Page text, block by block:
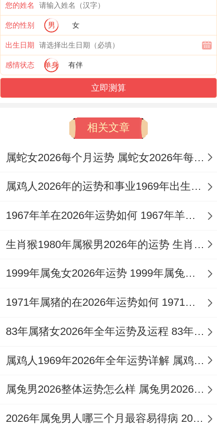
面注意神经为你与视力疲劳，此月宜以守成
为主，将精力集中于既有项目的深耕，避免
开辟全新战场。
三月（甲辰月）：财库微开，稳中求进
甲木偏官透干，辰土食神蓄力，发展成「食
能面临临时指派的重任，凭专业技艺与耐心
可将其转化为业绩，辰为水库，暗藏正财，
资提升或稳定收益，但辰土亦能晦火，精力
增多，需兼顾内外，此月是巩固财务基础的
时期，可考虑存储或低风险理财。
局。导致「比劫夺财」之势显著，职场内部
竞争白热化，成果易被分薄或他人争功，人
或有意外支出，忌与人有金钱借贷，感情上
防范心脏负荷与炎症，此月运势的关键在于
您的姓名
您的性别 男 女
出生日期
感情状态 单身 有伴
立即测算
相关文章
属蛇女2026每个月运势 属蛇女2026年每月运势及全年运势
属鸡人2026年的运势和事业1969年出生的女孩 属鸡人2026年全年运势运程大全
1967年羊在2026年运势如何 1967年羊在2026年的运势
生肖猴1980年属猴男2026年的运势 生肖猴1980年今日运势
1999年属兔女2026年运势 1999年属兔女2026年全年运势
1971年属猪的在2026年运势如何 1971年属猪的佩戴什么最旺运
83年属猪女2026年全年运势及运程 83年属猪女2026年运势及每月运势
属鸡人1969年2026年全年运势详解 属鸡人1969年出生的职业选择
属兔男2026整体运势怎么样 属兔男2026年婚姻
2026年属兔男人哪三个月最容易得病 2026年属兔男全年运势如何